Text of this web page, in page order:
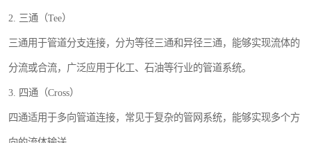
2. 三通（Tee）
三通用于管道分支连接，分为等径三通和异径三通，能够实现流体的
分流或合流，广泛应用于化工、石油等行业的管道系统。
3. 四通（Cross）
四通适用于多向管道连接，常见于复杂的管网系统，能够实现多个方